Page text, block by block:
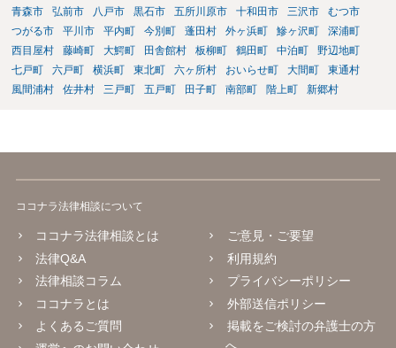
青森市
弘前市 八戸市 黒石市 五所川原市 十和田市 三沢市
むつ市
つがる市
平川市 平内町 今別町 蓬田村 外ヶ浜町 鰺ヶ沢町
深浦町
西目屋村
藤崎町 大鰐町 田舎館村 板柳町 鶴田町 中泊町
野辺地町
七戸町
六戸町 横浜町 東北町 六ヶ所村 おいらせ町 大間町
東通村
風間浦村
佐井村 三戸町 五戸町 田子町 南部町 階上町 新郷村
ココナラ法律相談について
ココナラ法律相談とは
法律Q&A
法律相談コラム
ココナラとは
よくあるご質問
ご意見・ご要望
利用規約
プライバシーポリシー
外部送信ポリシー
掲載をご検討の弁護士の方